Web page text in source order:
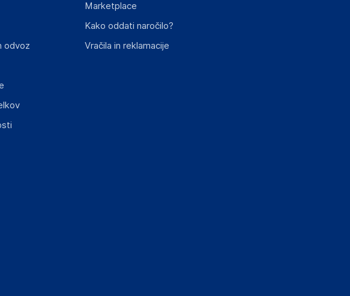
izdelka z zahtevanimi predpisi.
odvoz
Marketplace
Kako oddati naročilo?
Vračila in reklamacije